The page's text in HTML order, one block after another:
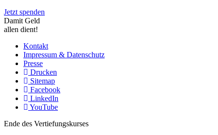
Jetzt spenden
Damit Geld
allen dient!
Kontakt
Impressum & Datenschutz
Presse
Drucken
Sitemap
Facebook
LinkedIn
YouTube
Ende des Vertiefungskurses